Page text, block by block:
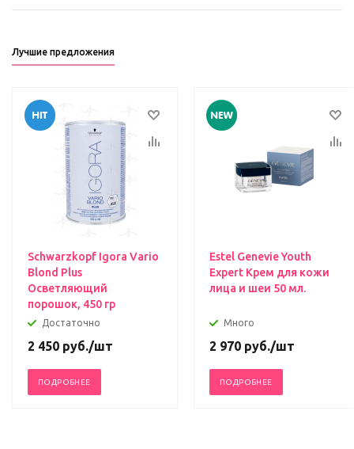
Лучшие предложения
Schwarzkopf Igora Vario
Blond Plus
Осветляющий
порошок, 450 гр
Достаточно
2 450 руб./шт
ПОДРОБНЕЕ
Estel Genevie Youth
Expert Крем для кожи
лица и шеи 50 мл.
Много
2 970 руб./шт
ПОДРОБНЕЕ